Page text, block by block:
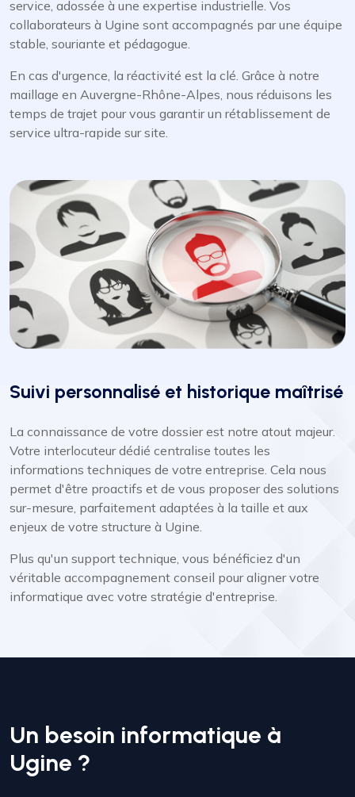
service, adossée à une expertise industrielle. Vos
collaborateurs à Ugine sont accompagnés par une équipe
stable, souriante et pédagogue.
En cas d'urgence, la réactivité est la clé. Grâce à notre
maillage en Auvergne-Rhône-Alpes, nous réduisons les
temps de trajet pour vous garantir un rétablissement de
service ultra-rapide sur site.
Suivi personnalisé et historique maîtrisé
La connaissance de votre dossier est notre atout majeur.
Votre interlocuteur dédié centralise toutes les
informations techniques de votre entreprise. Cela nous
permet d'être proactifs et de vous proposer des solutions
sur-mesure, parfaitement adaptées à la taille et aux
enjeux de votre structure à Ugine.
Plus qu'un support technique, vous bénéficiez d'un
véritable accompagnement conseil pour aligner votre
informatique avec votre stratégie d'entreprise.
Un besoin informatique à
Ugine ?